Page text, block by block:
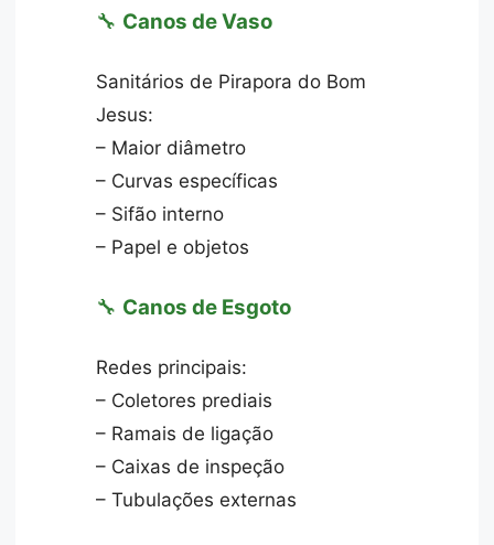
🔧 Canos de Vaso
Sanitários de Pirapora do Bom
Jesus:
– Maior diâmetro
– Curvas específicas
– Sifão interno
– Papel e objetos
🔧 Canos de Esgoto
Redes principais:
– Coletores prediais
– Ramais de ligação
– Caixas de inspeção
– Tubulações externas